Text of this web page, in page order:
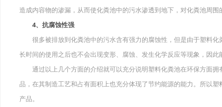
造成内容物的渗漏，从而使化粪池中的污水渗透到地下，对化粪池周
4、抗腐蚀性强
很多被排放到化粪池中的污水含有强力的腐蚀性，但是由于塑料化
长时间的使用之后也不会出现变形、腐蚀、发生化学反应等现象，因
通过以上几个方面的介绍就可以充分说明塑料化粪池在环保方面拥
品，在其制造工艺和占有面积上也充分体现了节约能源的能力。所以
产品。